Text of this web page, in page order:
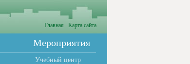
Главная Карта сайта
Мероприятия
Учебный центр